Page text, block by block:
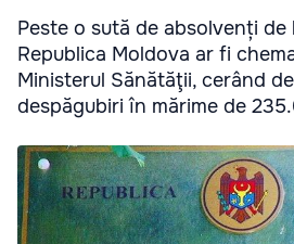
Peste o sută de absolvenți de
Republica Moldova ar fi
Ministerul Sănătăţii, cerând
despăgubiri în mărime de